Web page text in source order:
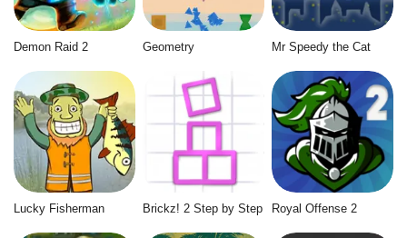
Demon Raid 2 Geometry Mr Speedy the Cat
Lucky Fisherman Brickz! 2 Step by Step Royal Offense 2